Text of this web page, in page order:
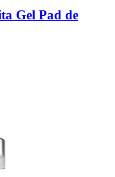
Gel Pad de